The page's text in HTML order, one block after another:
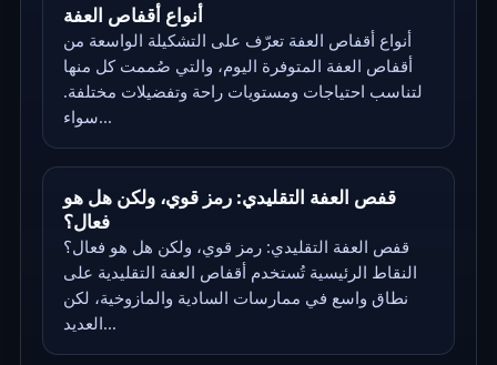
أنواع أقفاص العفة
أنواع أقفاص العفة تعرّف على التشكيلة الواسعة من
أقفاص العفة المتوفرة اليوم، والتي صُممت كل منها
لتناسب احتياجات ومستويات راحة وتفضيلات مختلفة.
سواء...
قفص العفة التقليدي: رمز قوي، ولكن هل هو
فعال؟
قفص العفة التقليدي: رمز قوي، ولكن هل هو فعال؟
النقاط الرئيسية تُستخدم أقفاص العفة التقليدية على
نطاق واسع في ممارسات السادية والمازوخية، لكن
العديد...